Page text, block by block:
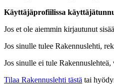
Käyttäjäprofiilissa
Jos et ole aiemmin kirjautunut
Jos sinulle tulee Rakennuslehti,
Jos sinulle ei tule
Tilaa Rakennuslehti tästä tai